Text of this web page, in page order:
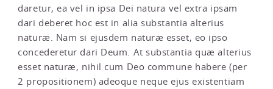
daretur, ea vel in ipsa Dei natura vel extra ipsam
dari deberet hoc est in alia substantia alterius
naturæ. Nam si ejusdem naturæ esset, eo ipso
concederetur dari Deum. At substantia quæ alterius
esset naturæ, nihil cum Deo commune habere (per
2 propositionem) adeoque neque ejus existentiam